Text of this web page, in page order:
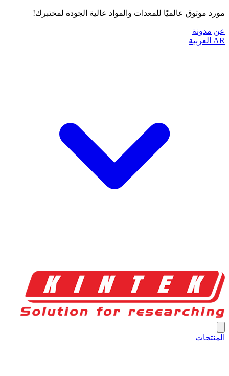
مورد موثوق عالميًا للمعدات والمواد عالية الجودة لمختبرك!
عن مدونة
AR العربية
المنتجات